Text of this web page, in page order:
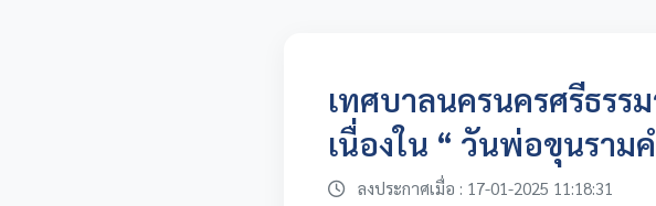
เทศบาลนครนครศรีธรร
เนื่องใน “ วันพ่อขุนราม
ลงประกาศเมื่อ : 17-01-2025 11:18:31